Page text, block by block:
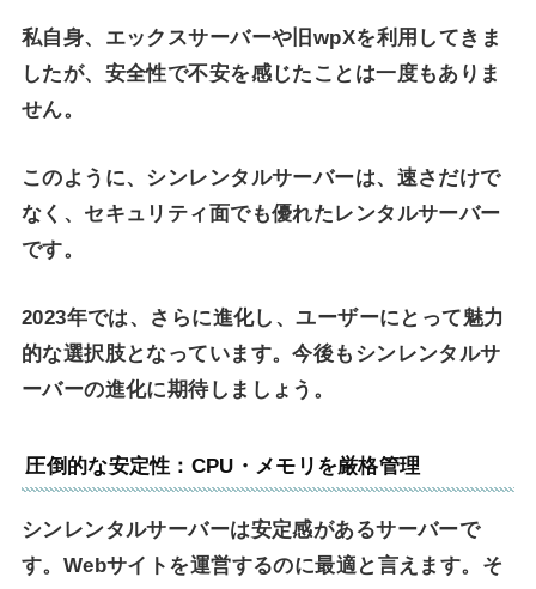
私自身、エックスサーバーや旧wpXを利用してきま
したが、安全性で不安を感じたことは一度もありま
せん。
このように、シンレンタルサーバーは、速さだけで
なく、セキュリティ面でも優れたレンタルサーバー
です。
2023年では、さらに進化し、ユーザーにとって魅力
的な選択肢となっています。今後もシンレンタルサ
ーバーの進化に期待しましょう。
圧倒的な安定性：CPU・メモリを厳格管理
シンレンタルサーバーは安定感があるサーバーで
す。Webサイトを運営するのに最適と言えます。そ